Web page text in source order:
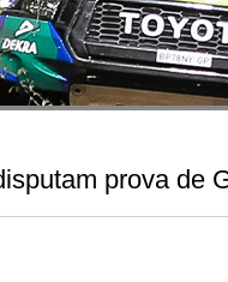
prova de